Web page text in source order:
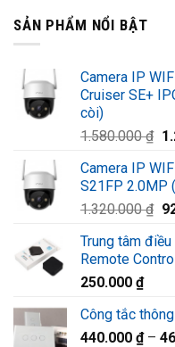
SẢN PHẨM NỔI BẬT
Camera IP
Cruiser SE+
còi)
1.580.000₫
là:
Camera IP
S21FP 2.0MP
1.320.000₫
là:
Trung tâm
Remote
250.000 ₫
Công tắc
440.000 ₫–